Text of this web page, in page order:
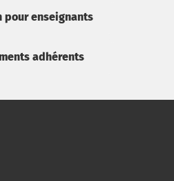
pour enseignants
adhérents